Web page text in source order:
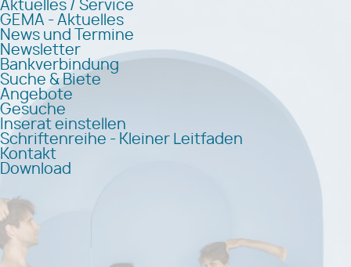
Aktuelles / Service
GEMA - Aktuelles
News und Termine
Newsletter
Bankverbindung
Suche & Biete
Angebote
Gesuche
Inserat einstellen
Schriftenreihe - Kleiner Leitfaden
Kontakt
Download